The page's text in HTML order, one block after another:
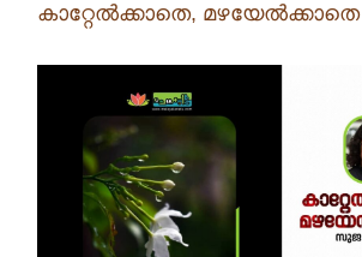
കാറ്റേൽക്കാതെ, മഴയേൽക്കാതെ